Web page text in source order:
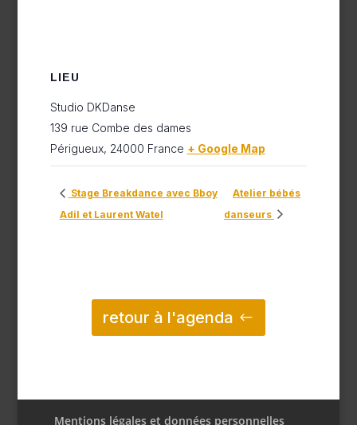
LIEU
Studio DKDanse
139 rue Combe des dames
Périgueux, 24000 France + Google Map
Stage Breakdance avec Bboy
Adil et Laurent Watel
Atelier bébés
danseurs
retour à l'agenda
Mentions légales et données personnelles